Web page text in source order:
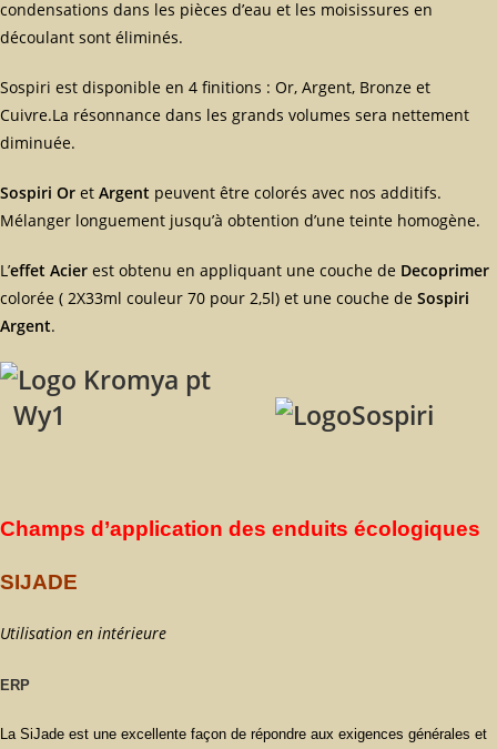
condensations dans les pièces d’eau et les moisissures en
découlant sont éliminés.
Sospiri est disponible en 4 finitions : Or, Argent, Bronze et
Cuivre.La résonnance dans les grands volumes sera nettement
diminuée.
Sospiri Or et Argent peuvent être colorés avec nos additifs.
Mélanger longuement jusqu’à obtention d’une teinte homogène.
L’effet Acier est obtenu en appliquant une couche de Decoprimer
colorée ( 2X33ml couleur 70 pour 2,5l) et une couche de Sospiri
Argent.
Wy1
Champs d’application des enduits écologiques
SIJADE
Utilisation en intérieure
ERP
La SiJade est une excellente façon de répondre aux exigences générales et